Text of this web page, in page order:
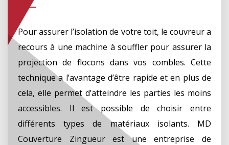
Pour assurer l’isolation de votre toit, le couvreur a
recours à une machine à souffler pour assurer la
projection de flocons dans vos combles. Cette
technique a l’avantage d’être rapide et en plus de
cela, elle permet d’atteindre les parties les moins
accessibles. Il est possible de choisir entre
différents types de matériaux isolants. MD
Couverture Zingueur est une entreprise de